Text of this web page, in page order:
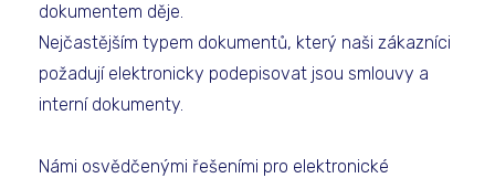
dokumentem děje.
Nejčastějším typem dokumentů, který naši zákazníci
požadují elektronicky podepisovat jsou smlouvy a
interní dokumenty.
Námi osvědčenými řešeními pro elektronické